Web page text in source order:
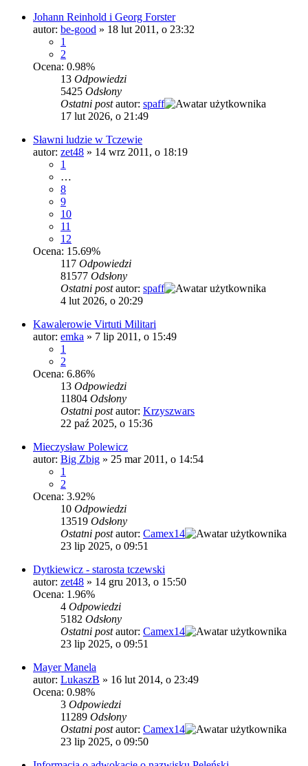
Johann Reinhold i Georg Forster
autor: be-good » 18 lut 2011, o 23:32
1
2
Ocena: 0.98%
13 Odpowiedzi
5425 Odsłony
Ostatni postautor: spaff
17 lut 2026, o 21:49
Sławni ludzie w Tczewie
autor: zet48 » 14 wrz 2011, o 18:19
1
…
8
9
10
11
12
Ocena: 15.69%
117 Odpowiedzi
81577 Odsłony
Ostatni postautor: spaff
4 lut 2026, o 20:29
Kawalerowie Virtuti Militari
autor: emka » 7 lip 2011, o 15:49
1
2
Ocena: 6.86%
13 Odpowiedzi
11804 Odsłony
Ostatni postautor: Krzyszwars
22 paź 2025, o 15:36
Mieczysław Polewicz
autor: Big Zbig » 25 mar 2011, o 14:54
1
2
Ocena: 3.92%
10 Odpowiedzi
13519 Odsłony
Ostatni postautor: Camex14
23 lip 2025, o 09:51
Dytkiewicz - starosta tczewski
autor: zet48 » 14 gru 2013, o 15:50
Ocena: 1.96%
4 Odpowiedzi
5182 Odsłony
Ostatni postautor: Camex14
23 lip 2025, o 09:51
Mayer Manela
autor: LukaszB » 16 lut 2014, o 23:49
Ocena: 0.98%
3 Odpowiedzi
11289 Odsłony
Ostatni postautor: Camex14
23 lip 2025, o 09:50